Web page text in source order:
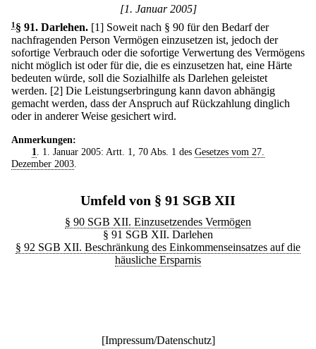
[1. Januar 2005]
1 § 91. Darlehen. [1] Soweit nach § 90 für den Bedarf der
nachfragenden Person Vermögen einzusetzen ist, jedoch der
sofortige Verbrauch oder die sofortige Verwertung des Vermögens
nicht möglich ist oder für die, die es einzusetzen hat, eine Härte
bedeuten würde, soll die Sozialhilfe als Darlehen geleistet
werden. [2] Die Leistungserbringung kann davon abhängig
gemacht werden, dass der Anspruch auf Rückzahlung dinglich
oder in anderer Weise gesichert wird.
Anmerkungen:
1
. 1. Januar 2005: Artt. 1, 70 Abs. 1 des Gesetzes vom 27.
Dezember 2003
Umfeld von § 91 SGB XII
§ 90 SGB XII. Einzusetzendes Vermögen
§ 91 SGB XII. Darlehen
§ 92 SGB XII. Beschränkung des Einkommenseinsatzes auf die
häusliche Ersparnis
[Impressum/Datenschutz]